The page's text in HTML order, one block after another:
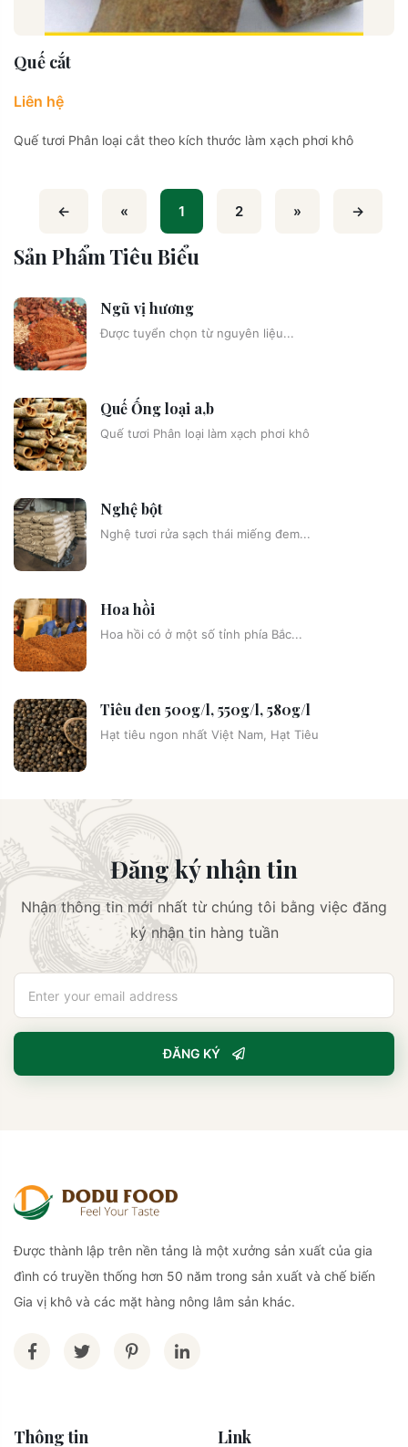
Quế cắt
Liên hệ
Quế tươi Phân loại cắt theo kích thước làm xạch phơi khô
← « 1 2 » →
Sản Phẩm Tiêu Biểu
Ngũ vị hương
Được tuyển chọn từ nguyên liệu...
Quế Ống loại a,b
Quế tươi Phân loại làm xạch phơi khô
Nghệ bột
Nghệ tươi rửa sạch thái miếng đem...
Hoa hồi
Hoa hồi có ở một số tỉnh phía Bắc...
Tiêu đen 500g/l, 550g/l, 580g/l
Hạt tiêu ngon nhất Việt Nam, Hạt Tiêu
Đăng ký nhận tin
Nhận thông tin mới nhất từ chúng tôi bằng việc đăng
ký nhận tin hàng tuần
ĐĂNG KÝ
Được thành lập trên nền tảng là một xưởng sản xuất của gia
đình có truyền thống hơn 50 năm trong sản xuất và chế biến
Gia vị khô và các mặt hàng nông lâm sản khác.
Thông tin Link